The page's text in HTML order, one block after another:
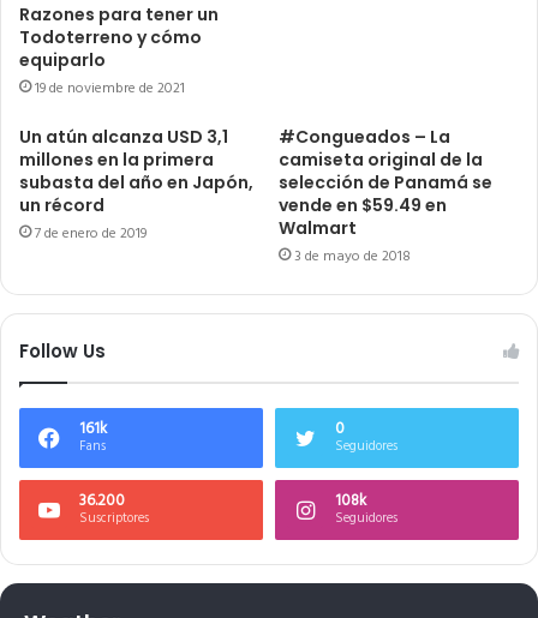
Razones para tener un
Todoterreno y cómo
equiparlo
19 de noviembre de 2021
Un atún alcanza USD 3,1
millones en la primera
subasta del año en Japón,
un récord
7 de enero de 2019
#Congueados – La
camiseta original de la
selección de Panamá se
vende en $59.49 en
Walmart
3 de mayo de 2018
Follow Us
161k
Fans
0
Seguidores
36.200
Suscriptores
108k
Seguidores